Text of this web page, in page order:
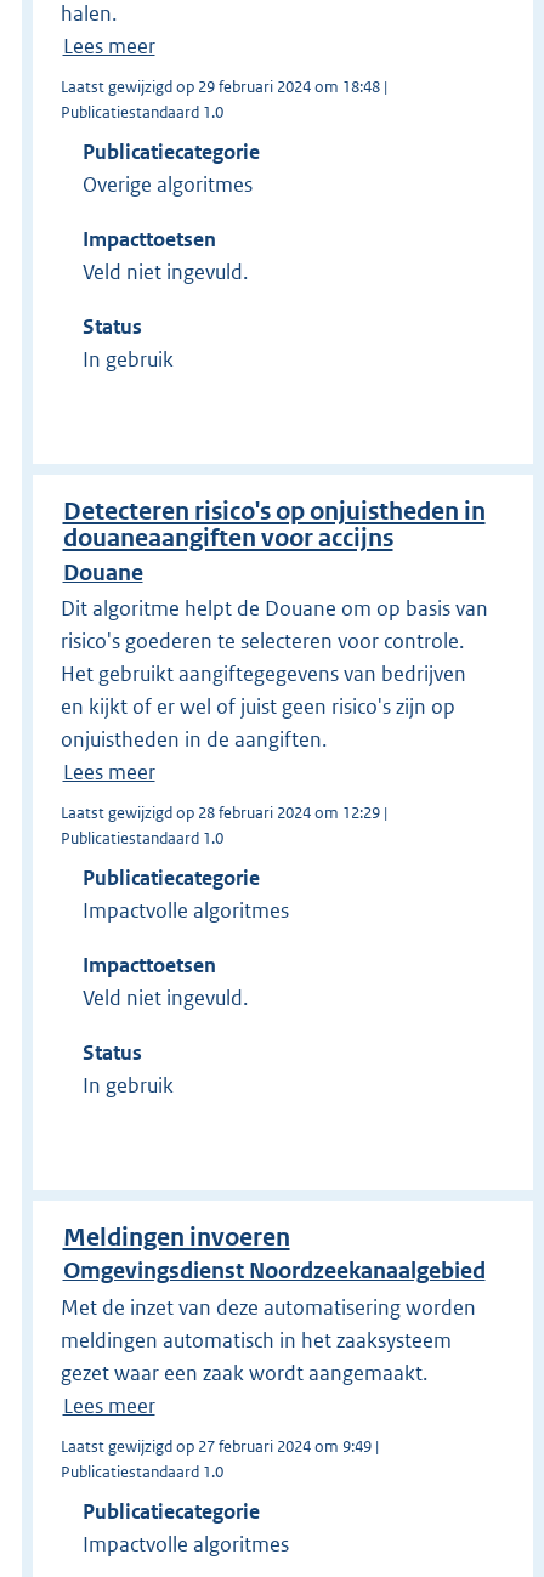
halen.
Lees meer
Laatst gewijzigd op 29 februari 2024 om 18:48 |
Publicatiestandaard 1.0
Publicatiecategorie
Overige algoritmes
Impacttoetsen
Veld niet ingevuld.
Status
In gebruik
Detecteren risico's op onjuistheden in
douaneaangiften voor accijns
Douane
Dit algoritme helpt de Douane om op basis van
risico's goederen te selecteren voor controle.
Het gebruikt aangiftegegevens van bedrijven
en kijkt of er wel of juist geen risico's zijn op
onjuistheden in de aangiften.
Lees meer
Laatst gewijzigd op 28 februari 2024 om 12:29 |
Publicatiestandaard 1.0
Publicatiecategorie
Impactvolle algoritmes
Impacttoetsen
Veld niet ingevuld.
Status
In gebruik
Meldingen invoeren
Omgevingsdienst Noordzeekanaalgebied
Met de inzet van deze automatisering worden
meldingen automatisch in het zaaksysteem
gezet waar een zaak wordt aangemaakt.
Lees meer
Laatst gewijzigd op 27 februari 2024 om 9:49 |
Publicatiestandaard 1.0
Publicatiecategorie
Impactvolle algoritmes